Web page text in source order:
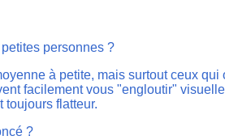
personnes ?
à petite, mais surtout ceux qui
facilement vous "engloutir"
toujours flatteur.
?